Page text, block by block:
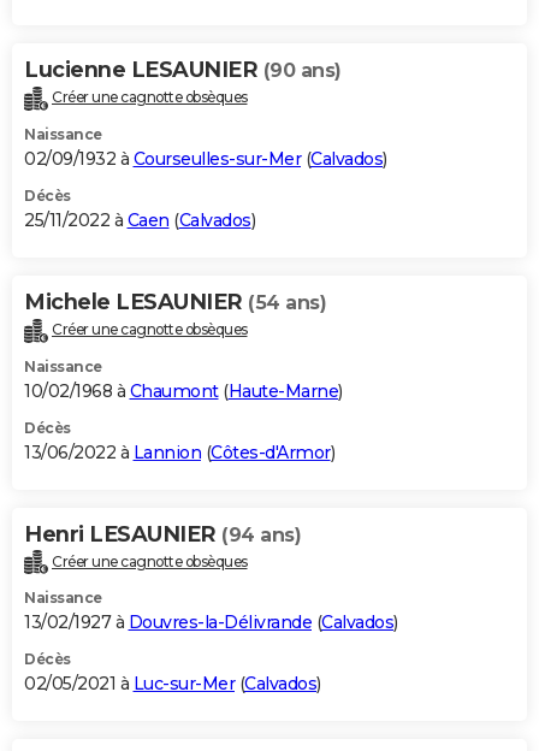
Lucienne LESAUNIER (90 ans)
Créer une cagnotte obsèques
Naissance
02/09/1932 à Courseulles-sur-Mer(Calvados)
Décès
25/11/2022 à Caen (Calvados)
Michele LESAUNIER (54 ans)
Créer une cagnotte obsèques
Naissance
10/02/1968 à Chaumont(Haute-Marne)
Décès
13/06/2022 à Lannion (Côtes-d'Armor)
Henri LESAUNIER (94 ans)
Créer une cagnotte obsèques
Naissance
13/02/1927 à Douvres-la-Délivrande (Calvados)
Décès
02/05/2021 à Luc-sur-Mer(Calvados)